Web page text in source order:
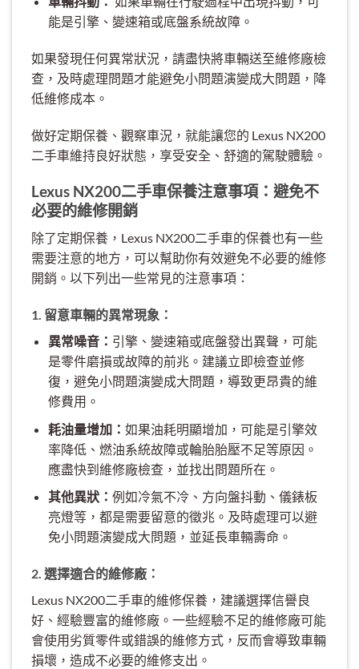
能是引擎、變速箱或底盤系統故障。
如果發現任何異常狀況，請盡快將車輛送至維修廠檢
查，及時處理問題才能避免小問題演變成大問題，降
低維修成本。
做好定期保養、觀察車況，就能讓您的 Lexus NX200
二手車維持良好狀態，享受安全、舒適的駕駛體驗。
Lexus NX200二手車保養注意事項：避免不
必要的維修開銷
除了定期保養，Lexus NX200二手車的保養也有一些
需要注意的地方，可以幫助你有效避免不必要的維修
開銷。以下列出一些常見的注意事項：
1. 留意車輛的異常現象：
異常噪音： 引擎、變速箱或底盤發出異聲，可能
是零件磨損或故障的前兆。建議立即檢查並修
復，避免小問題演變成大問題，導致更昂貴的維
修費用。
耗油量增加： 如果油耗明顯增加，可能是引擎效
率降低、燃油系統故障或輪胎胎壓不足等原因。
應盡快到維修廠檢查，並找出問題所在。
其他異狀： 例如冷氣不冷、方向盤抖動、儀錶板
亮燈等，都是需要留意的徵兆。及時處理可以避
免小問題演變成大問題，並延長車輛壽命。
2. 選擇適合的維修廠：
Lexus NX200二手車的維修保養，建議選擇信譽良
好、經驗豐富的維修廠。一些經驗不足的維修廠可能
會使用劣質零件或錯誤的維修方式，反而會導致車輛
損壞，造成不必要的維修支出。